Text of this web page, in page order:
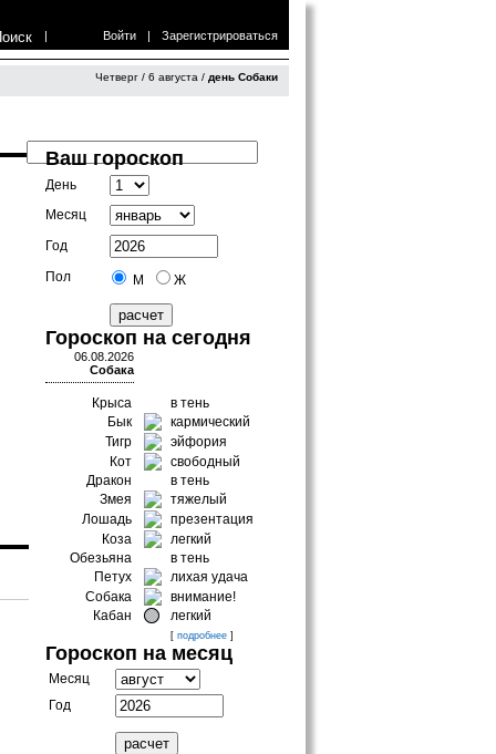
| Войти | Зарегистрироваться
Четверг / 6 августа / день Собаки
Ваш гороскоп
День
Месяц
Год
Пол
М Ж
Гороскоп на сегодня
06.08.2026
Собака
Крыса
в тень
Бык
кармический
Тигр
эйфория
Кот
свободный
Дракон
в тень
Змея
тяжелый
Лошадь
презентация
Коза
легкий
Обезьяна
в тень
Петух
лихая удача
Собака
внимание!
Кабан
легкий
[ подробнее ]
Гороскоп на месяц
Месяц
Год